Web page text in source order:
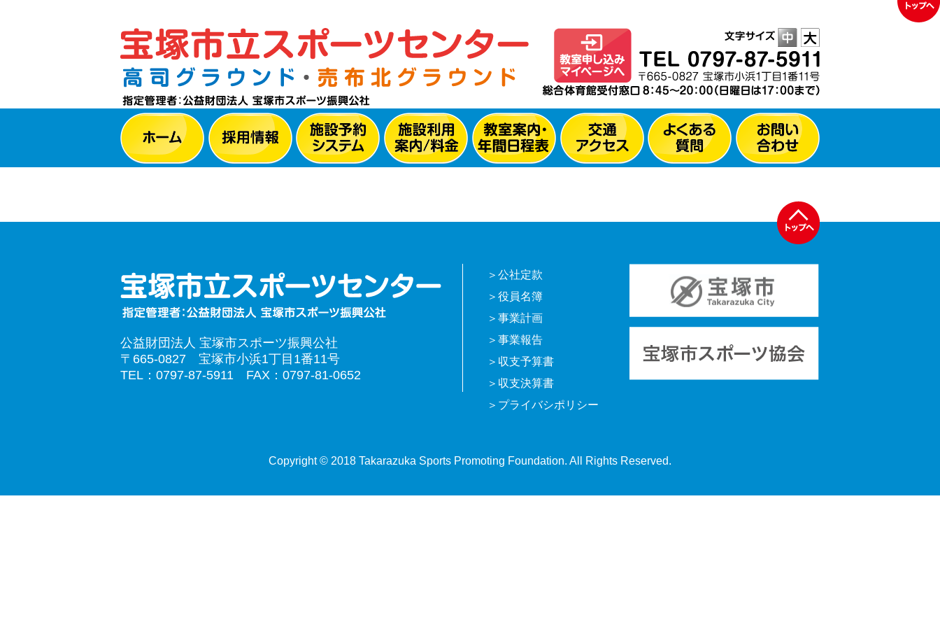
公益財団法人 宝塚市スポーツ振興公社
〒665-0827 宝塚市小浜1丁目1番11号
TEL：0797-87-5911 FAX：0797-81-0652
公社定款
役員名簿
事業計画
事業報告
収支予算書
収支決算書
プライバシポリシー
Copyright © 2018 Takarazuka Sports Promoting Foundation. All Rights Reserved.